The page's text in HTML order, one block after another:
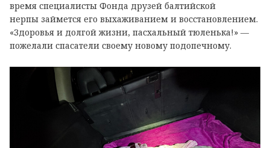
время специалисты Фонда друзей балтийской
нерпы займется его выхаживанием и восстановлением.
«Здоровья и долгой жизни, пасхальный тюленька!» —
пожелали спасатели своему новому подопечному.